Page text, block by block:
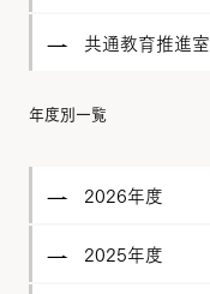
共通教育推進室
年度別一覧
2026年度
2025年度